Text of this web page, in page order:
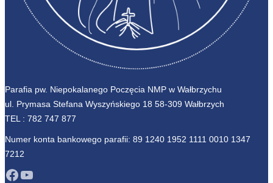
Parafia pw. Niepokalanego Poczęcia NMP w Wałbrzychu
ul. Prymasa Stefana Wyszyńskiego 18 58-309 Wałbrzych
TEL : 782 747 877
Numer konta bankowego parafii: 89 1240 1952 1111 0010 1347
7212
Facebook YouTube